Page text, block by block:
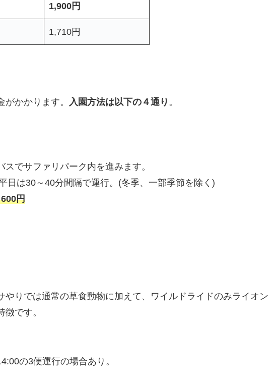
1,900円
1,710円
かかります。 入園方法は以下の４通り 。
でサファリパーク内を進みます。
日は30～40分間隔で運行。(冬季、一部季節を除く)
円
やりでは通常の草食動物に加えて、ワイルドライドのみライオン
です。
の3便運行の場合あり。